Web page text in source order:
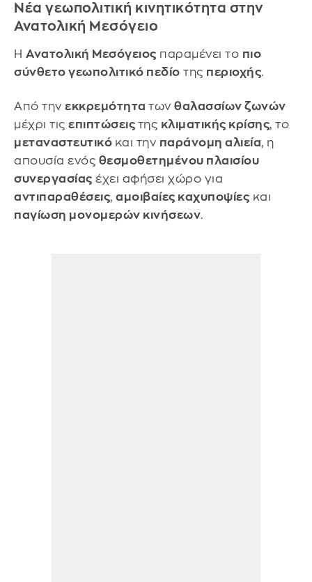
Νέα γεωπολιτική κινητικότητα στην
Ανατολική Μεσόγειο
Η Ανατολική Μεσόγειος παραμένει το πιο
σύνθετο γεωπολιτικό πεδίο της περιοχής.
Από την εκκρεμότητα των θαλασσίων ζωνών
μέχρι τις επιπτώσεις της κλιματικής κρίσης, το
μεταναστευτικό και την παράνομη αλιεία, η
απουσία ενός θεσμοθετημένου πλαισίου
συνεργασίας έχει αφήσει χώρο για
αντιπαραθέσεις, αμοιβαίες καχυποψίες και
παγίωση μονομερών κινήσεων.